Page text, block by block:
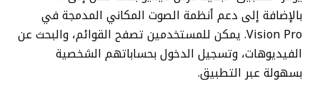
بالإضافة إلى دعم أنظمة الصوت المكاني المدمجة في
Vision Pro. يمكن للمستخدمين تصفح القوائم، والبحث عن
الفيديوهات، وتسجيل الدخول بحساباتهم الشخصية
بسهولة عبر التطبيق.